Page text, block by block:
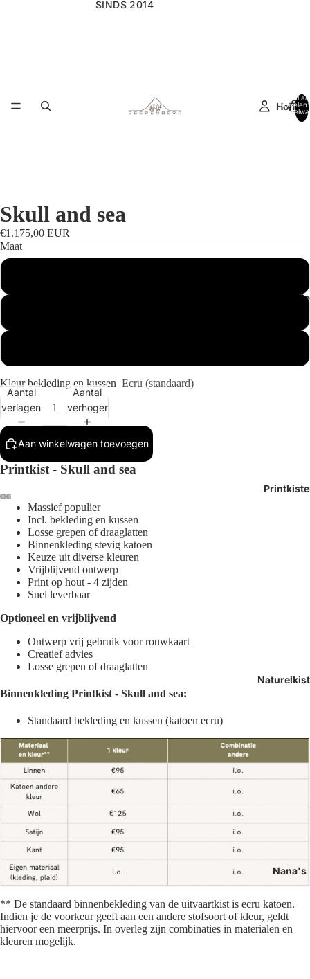
SINDS 2014
Home
Nana's
Totaal
artikelen
Afbeelding
openen
volledig
scherm
Afbeelding
openen
volledig
scherm
Afbeelding
openen
volledig
scherm
Afbeelding
openen
volledig
scherm
Skull and sea
€1.175,00 EUR
Maat
Kleur bekleding en kussen Ecru (standaard)
Aantal
verlagen
Aantal
verhogen
Aan winkelwagen toevoegen
Printkist - Skull and sea
Massief populier
Incl. bekleding en kussen
Losse grepen of draaglatten
Binnenkleding stevig katoen
Keuze uit diverse kleuren
Vrijblijvend ontwerp
Print op hout - 4 zijden
Snel leverbaar
Optioneel en vrijblijvend
Ontwerp vrij gebruik voor rouwkaart
Creatief advies
Losse grepen of draaglatten
Binnenkleding Printkist - Skull and sea:
Standaard bekleding en kussen (katoen ecru)
** De standaard binnenbekleding van de uitvaartkist is ecru katoen.
Indien je de voorkeur geeft aan een andere stofsoort of kleur, geldt
hiervoor een meerprijs. In overleg zijn combinaties in materialen en
kleuren mogelijk.